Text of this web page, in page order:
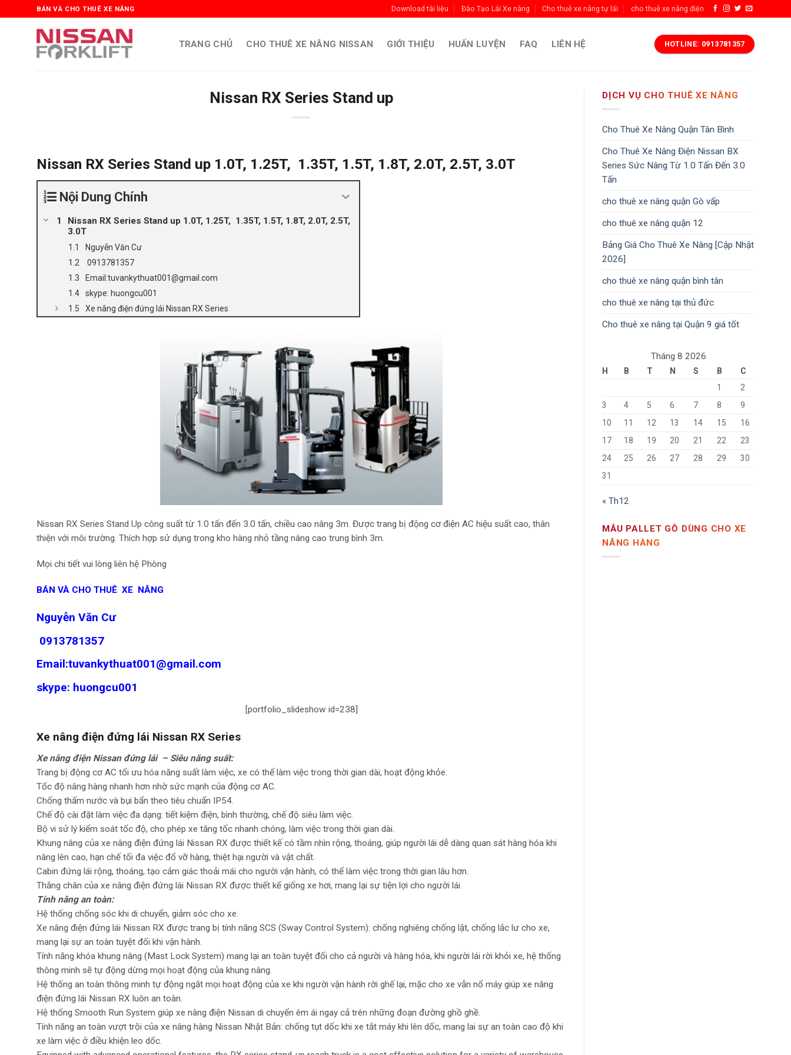
to
BÁN VÀ CHO THUÊ XE NÂNG Download tài liệu Đào Tạo Lái Xe nâng Cho thuê xe nâng tự lái cho thuê xe nâng điện
TRANG CHỦ CHO THUÊ XE NÂNG NISSAN GIỚI THIỆU HUẤN LUYỆN FAQ LIÊN HỆ HOTLINE: 0913781357
Nissan RX Series Stand up
Nissan RX Series Stand up 1.0T, 1.25T, 1.35T, 1.5T, 1.8T, 2.0T, 2.5T, 3.0T
Nội Dung Chính
Nissan RX Series Stand up 1.0T, 1.25T, 1.35T, 1.5T, 1.8T, 2.0T, 2.5T,
3.0T
Nguyễn Văn Cư
0913781357
Email:tuvankythuat001@gmail.com
skype: huongcu001
Xe nâng điện đứng lái Nissan RX Series
Nissan RX Series Stand Up công suất từ 1.0 tấn đến 3.0 tấn, chiều cao nâng 3m. Được trang bị động cơ điện AC hiệu suất cao, thân
thiện với môi trường. Thích hợp sử dụng trong kho hàng nhỏ tầng nâng cao trung bình 3m.
Mọi chi tiết vui lòng liên hệ Phòng
BÁN VÀ CHO THUÊ XE NÂNG
Nguyễn Văn Cư
0913781357
Email:tuvankythuat001@gmail.com
skype: huongcu001
[portfolio_slideshow id=238]
Xe nâng điện đứng lái Nissan RX Series
Xe nâng điện Nissan đứng lái – Siêu năng suất:
Trang bị động cơ AC tối ưu hóa năng suất làm việc, xe có thể làm việc trong thời gian dài, hoạt động khỏe.
Tốc độ nâng hàng nhanh hơn nhờ sức mạnh của động cơ AC.
Chống thấm nước và bụi bẩn theo tiêu chuẩn IP54.
Chế độ cài đặt làm việc đa dạng: tiết kiệm điện, bình thường, chế độ siêu làm việc.
Bộ vi sử lý kiểm soát tốc độ, cho phép xe tăng tốc nhanh chóng, làm việc trong thời gian dài.
Khung nâng của xe nâng điện đứng lái Nissan RX được thiết kế có tầm nhìn rộng, thoáng, giúp người lái dễ dàng quan sát hàng hóa khi
nâng lên cao, hạn chế tối đa việc đổ vỡ hàng, thiệt hại người và vật chất.
Cabin đứng lái rộng, thoáng, tạo cảm giác thoải mái cho người vận hành, có thể làm việc trong thời gian lâu hơn.
Thắng chân của xe nâng điện đứng lái Nissan RX được thiết kế giống xe hơi, mang lại sự tiện lợi cho người lái.
Tính năng an toàn:
Hệ thống chống sóc khi di chuyển, giảm sóc cho xe.
Xe nâng điện đứng lái Nissan RX được trang bị tính năng SCS (Sway Control System): chống nghiêng chống lật, chống lắc lư cho xe,
mang lại sự an toàn tuyệt đối khi vận hành.
Tính năng khóa khung nâng (Mast Lock System) mang lại an toàn tuyệt đối cho cả người và hàng hóa, khi người lái rời khỏi xe, hệ thống
thông minh sẽ tự động dừng mọi hoạt động của khung nâng.
Hệ thống an toàn thông minh tự động ngắt mọi hoạt động của xe khi người vận hành rời ghế lại, mặc cho xe vẫn nổ máy giúp xe nâng
điện đứng lái Nissan RX luôn an toàn.
Hệ thống Smooth Run System giúp xe nâng điện Nissan di chuyển êm ái ngay cả trên những đoạn đường ghồ ghề.
Tính năng an toàn vượt trội của xe nâng hàng Nissan Nhật Bản: chống tụt dốc khi xe tắt máy khi lên dốc, mang lai sự an toàn cao độ khi
xe làm việc ở điều khiện leo dốc.
DỊCH VỤ CHO THUÊ XE NÂNG
Cho Thuê Xe Nâng Quận Tân Bình
Cho Thuê Xe Nâng Điện Nissan BX
Series Sức Nâng Từ 1.0 Tấn Đến 3.0
Tấn
cho thuê xe nâng quận Gò vấp
cho thuê xe nâng quận 12
Bảng Giá Cho Thuê Xe Nâng [Cập Nhật
2026]
cho thuê xe nâng quận bình tân
cho thuê xe nâng tại thủ đức
Cho thuê xe nâng tại Quận 9 giá tốt
Tháng 8 2026
H B T N S B
C
1
2
3
4 5 6 7 8
9
10
11 12 13 14 15
16
17
18 19 20 21 22
23
24
25 26 27 28 29
30
31
« Th12
MẪU PALLET GỖ DÙNG CHO XE
NÂNG HÀNG